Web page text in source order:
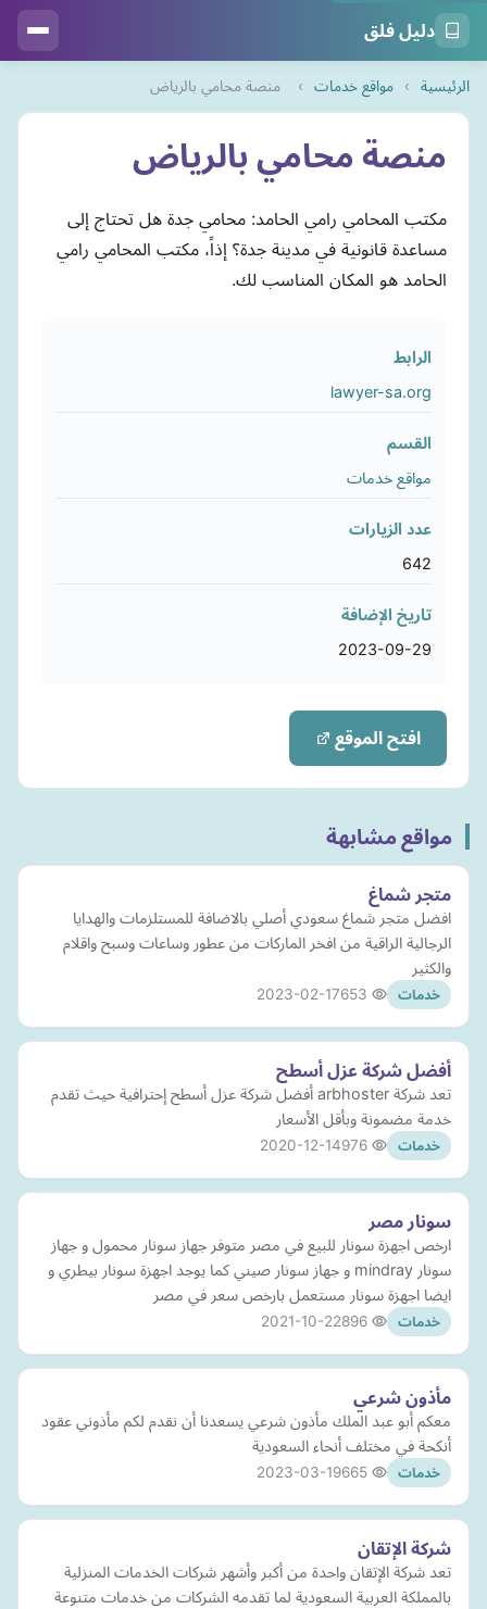
دليل فلق
الرئيسية › مواقع خدمات › منصة محامي بالرياض
منصة محامي بالرياض
مكتب المحامي رامي الحامد: محامي جدة هل تحتاج إلى
مساعدة قانونية في مدينة جدة؟ إذاً، مكتب المحامي رامي
الحامد هو المكان المناسب لك.
الرابط
lawyer-sa.org
القسم
مواقع خدمات
عدد الزيارات
642
تاريخ الإضافة
2023-09-29
افتح الموقع
مواقع مشابهة
متجر شماغ
افضل متجر شماغ سعودي أصلي بالاضافة للمستلزمات والهدايا
الرجالية الراقية من افخر الماركات من عطور وساعات وسبح واقلام
والكثير
خدمات 2023-02-17
أفضل شركة عزل أسطح
تعد شركة arbhoster أفضل شركة عزل أسطح إحترافية حيث تقدم
خدمة مضمونة وبأقل الأسعار
خدمات 2020-12-14
سونار مصر
ارخص اجهزة سونار للبيع في مصر متوفر جهاز سونار محمول و جهاز
سونار mindray و جهاز سونار صيني كما يوجد اجهزة سونار بيطري و
ايضا اجهزة سونار مستعمل بارخص سعر في مصر
خدمات 2021-10-22
مأذون شرعي
معكم أبو عبد الملك مأذون شرعي يسعدنا أن نقدم لكم مأذوني عقود
أنكحة في مختلف أنحاء السعودية
خدمات 2023-03-19
شركة الإتقان
تعد شركة الإتقان واحدة من أكبر وأشهر شركات الخدمات المنزلية
بالمملكة العربية السعودية لما تقدمه الشركات من خدمات متنوعة